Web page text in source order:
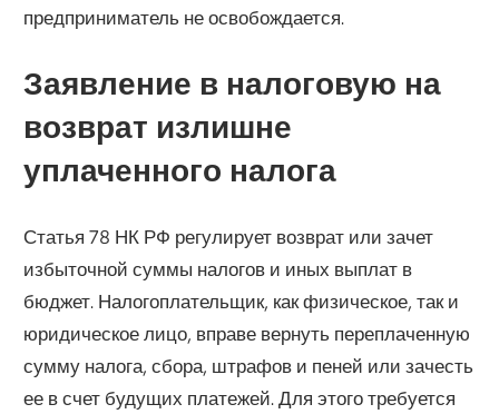
предприниматель не освобождается.
Заявление в налоговую на
возврат излишне
уплаченного налога
Статья 78 НК РФ регулирует возврат или зачет
избыточной суммы налогов и иных выплат в
бюджет. Налогоплательщик, как физическое, так и
юридическое лицо, вправе вернуть переплаченную
сумму налога, сбора, штрафов и пеней или зачесть
ее в счет будущих платежей. Для этого требуется